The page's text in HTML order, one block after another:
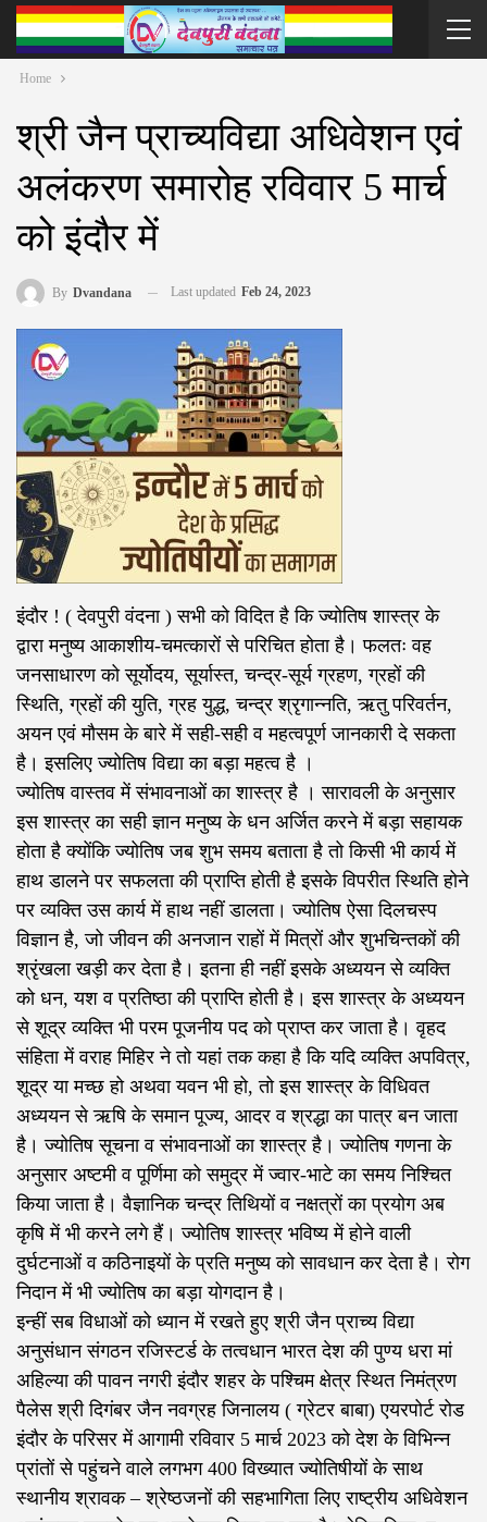
Home
श्री जैन प्राच्यविद्या अधिवेशन एवं
अलंकरण समारोह रविवार 5 ‌मार्च
को इंदौर में
By Dvandana Last updated Feb 24, 2023
इंदौर ! ( देवपुरी वंदना ) सभी को विदित है कि ज्योतिष शास्त्र के
द्वारा मनुष्य आकाशीय-चमत्कारों से परिचित होता है। फलतः वह
जनसाधारण को सूर्योदय, सूर्यास्त, चन्द्र-सूर्य ग्रहण, ग्रहों की
स्थिति, ग्रहों की युति, ग्रह युद्ध, चन्द्र श्रृगान्नति, ऋतु परिवर्तन,
अयन एवं मौसम के बारे में सही-सही व महत्वपूर्ण जानकारी दे सकता
है। इसलिए ज्योतिष विद्या का बड़ा महत्व है ।
ज्योतिष वास्तव में संभावनाओं का शास्त्र है । सारावली के अनुसार
इस शास्त्र का सही ज्ञान मनुष्य के धन अर्जित करने में बड़ा सहायक
होता है क्योंकि ज्योतिष जब शुभ समय बताता है तो किसी भी कार्य में
हाथ डालने पर सफलता की प्राप्ति होती है इसके विपरीत स्थिति होने
पर व्यक्ति उस कार्य में हाथ नहीं डालता। ज्योतिष ऐसा दिलचस्प
विज्ञान है, जो जीवन की अनजान राहों में मित्रों और शुभचिन्तकों की
श्रृंखला खड़ी कर देता है। इतना ही नहीं इसके अध्ययन से व्यक्ति
को धन, यश व प्रतिष्ठा की प्राप्ति होती है। इस शास्त्र के अध्ययन
से शूद्र व्यक्ति भी परम पूजनीय पद को प्राप्त कर जाता है। वृहद
संहिता में वराह मिहिर ने तो यहां तक कहा है कि यदि व्यक्ति अपवित्र,
शूद्र या मच्छ हो अथवा यवन भी हो, तो इस शास्त्र के विधिवत
अध्ययन से ऋषि के समान पूज्य, आदर व श्रद्धा का पात्र बन जाता
है। ज्योतिष सूचना व संभावनाओं का शास्त्र है। ज्योतिष गणना के
अनुसार अष्टमी व पूर्णिमा को समुद्र में ज्वार-भाटे का समय निश्चित
किया जाता है। वैज्ञानिक चन्द्र तिथियों व नक्षत्रों का प्रयोग अब
कृषि में भी करने लगे हैं। ज्योतिष शास्त्र भविष्य में होने वाली
दुर्घटनाओं व कठिनाइयों के प्रति मनुष्य को सावधान कर देता है। रोग
निदान में भी ज्योतिष का बड़ा योगदान है।
इन्हीं सब विधाओं को ध्यान में रखते हुए श्री जैन प्राच्य विद्या
अनुसंधान संगठन रजिस्टर्ड के तत्वधान भारत देश की पुण्य धरा मां
अहिल्या की पावन नगरी इंदौर शहर के पश्चिम क्षेत्र स्थित निमंत्रण
पैलेस श्री दिगंबर जैन नवग्रह जिनालय ( ग्रेटर बाबा) एयरपोर्ट रोड
इंदौर के परिसर में आगामी रविवार 5 मार्च 2023 को देश के विभिन्न
प्रांतों से पहुंचने वाले लगभग 400 विख्यात ज्योतिषीयों के साथ
स्थानीय श्रावक – श्रेष्ठजनों की सहभागिता लिए राष्ट्रीय अधिवेशन